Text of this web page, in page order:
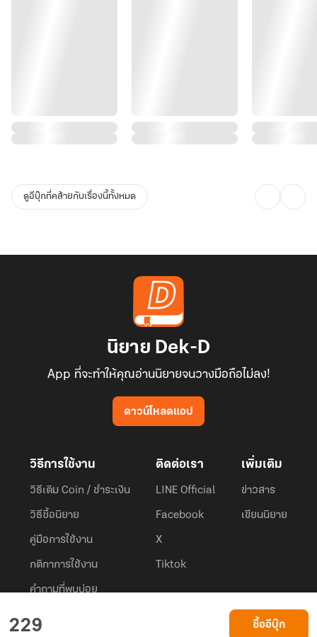
229 ซื้ออีบุ๊ก
ดูอีบุ๊กที่คล้ายกับเรื่องนี้ทั้งหมด
นิยาย Dek-D
App ที่จะทำให้คุณอ่านนิยายจนวางมือถือไม่ลง!
ดาวน์โหลดแอป
วิธีการใช้งาน
วิธีเติม Coin / ชำระเงิน
วิธีซื้อนิยาย
คู่มือการใช้งาน
กติกาการใช้งาน
คำถามที่พบบ่อย
ติดต่อเรา
LINE Official
Facebook
X
Tiktok
เพิ่มเติม
ข่าวสาร
เขียนนิยาย
© 2026 Privacy Policy
Dek-D.com ใช้คุกกี้เพื่อพัฒนาประสบการณ์ของ ผู้ใช้ให้ดียิ่งขึ้น
ยอมรับ